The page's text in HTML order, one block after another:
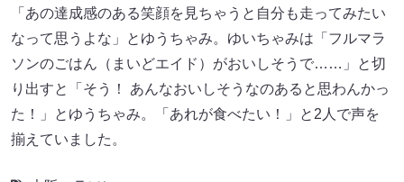
「あの達成感のある笑顔を見ちゃうと自分も走ってみたい
なって思うよな」とゆうちゃみ。ゆいちゃみは「フルマラ
ソンのごはん（まいどエイド）がおいしそうで……」と切
り出すと「そう！ あんなおいしそうなのあると思わんかっ
た！」とゆうちゃみ。「あれが食べたい！」と2人で声を
揃えていました。